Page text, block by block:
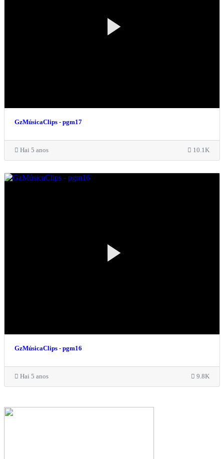
GzMúsicaClips - pgm17
Hai 5 anos 10.1K
GzMúsicaClips - pgm16
Hai 5 anos 9.8K